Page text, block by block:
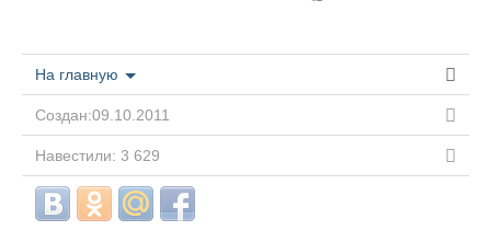
На главную
Создан:09.10.2011
Навестили: 3 629